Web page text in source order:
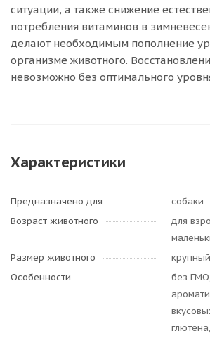
ситуации, а также снижение
потребления витаминов в
делают необходимым пополнение
организме животного.
невозможно без оптимального
Характеристики
Предназначено для
собаки
Возраст животного
для
Размер животного
Особенности
без